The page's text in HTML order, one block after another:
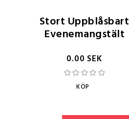
Stort Uppblåsbart
Evenemangstält
0.00 SEK
KÖP